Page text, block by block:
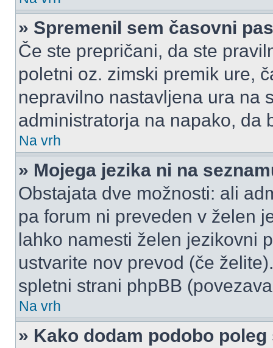
» Spremenil sem časovni
Če ste prepričani, da ste
poletni oz. zimski premik ure,
nepravilno nastavljena ura na
administratorja na napako, da
Na vrh
» Mojega jezika ni na
Obstajata dve možnosti: ali
pa forum ni preveden v želen
lahko namesti želen jezikovni
ustvarite nov prevod (če
spletni strani phpBB
Na vrh
» Kako dodam podobo